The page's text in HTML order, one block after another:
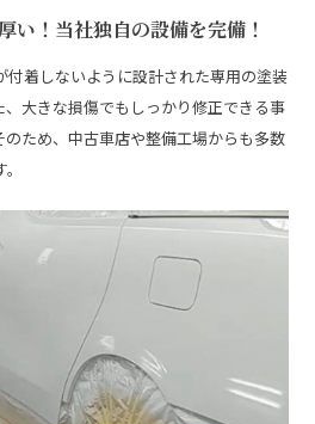
い！ 当社独自の設備を完備！
付着しないように設計された専用の塗装
大きな損傷でもしっかり修正できる事
ため、中古車店や整備工場からも多数